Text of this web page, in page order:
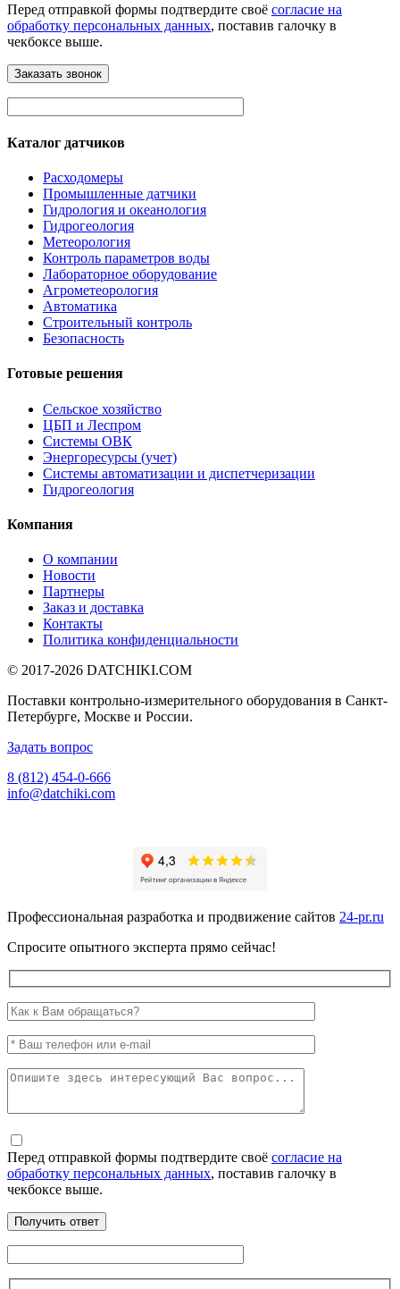
Перед отправкой формы подтвердите своё согласие на
обработку персональных данных, поставив галочку в
чекбоксе выше.
Каталог датчиков
Расходомеры
Промышленные датчики
Гидрология и океанология
Гидрогеология
Метеорология
Контроль параметров воды
Лабораторное оборудование
Агрометеорология
Автоматика
Строительный контроль
Безопасность
Готовые решения
Сельское хозяйство
ЦБП и Леспром
Системы ОВК
Энергоресурсы (учет)
Системы автоматизации и диспетчеризации
Гидрогеология
Компания
О компании
Новости
Партнеры
Заказ и доставка
Контакты
Политика конфиденциальности
© 2017-2026 DATCHIKI.COM
Поставки контрольно-измерительного оборудования в Санкт-
Петербурге, Москве и России.
Задать вопрос
8 (812) 454-0-666
info@datchiki.com
Профессиональная разработка и продвижение сайтов 24-pr.ru
Спросите опытного эксперта прямо сейчас!
Перед отправкой формы подтвердите своё согласие на
обработку персональных данных, поставив галочку в
чекбоксе выше.